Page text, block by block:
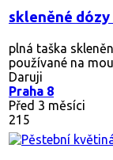
skleněné
plná taška
používané na
Daruji
Praha 8
Před 3 měsíci
215